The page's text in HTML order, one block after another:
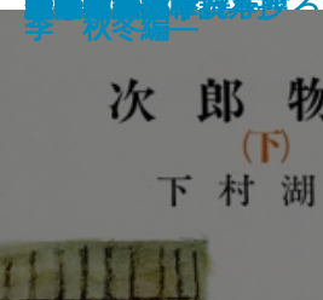
ジーの心霊術―
季 秋冬編―